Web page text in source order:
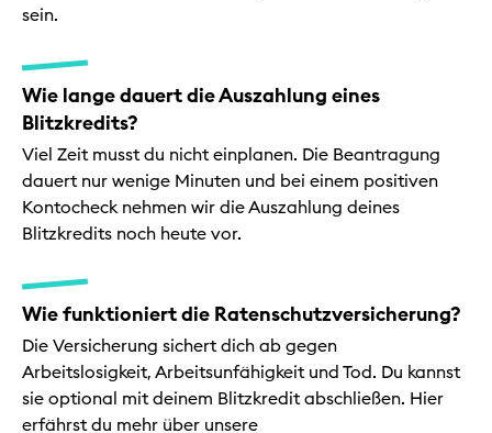
sein.
Wie lange dauert die Auszahlung eines
Blitzkredits?
Viel Zeit musst du nicht einplanen. Die Beantragung
dauert nur wenige Minuten und bei einem positiven
Kontocheck nehmen wir die Auszahlung deines
Blitzkredits noch heute vor.
Wie funktioniert die Ratenschutzversicherung?
Die Versicherung sichert dich ab gegen
Arbeitslosigkeit, Arbeitsunfähigkeit und Tod. Du kannst
sie optional mit deinem Blitzkredit abschließen. Hier
erfährst du mehr über unsere